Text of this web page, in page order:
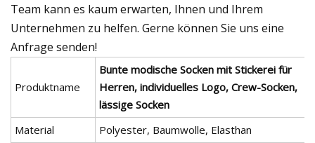
Team kann es kaum erwarten, Ihnen und Ihrem
Unternehmen zu helfen. Gerne können Sie uns eine
Anfrage senden!
Produktname
Bunte modische Socken mit Stickerei für
Herren, individuelles Logo, Crew-Socken,
lässige Socken
Material
Polyester, Baumwolle, Elasthan